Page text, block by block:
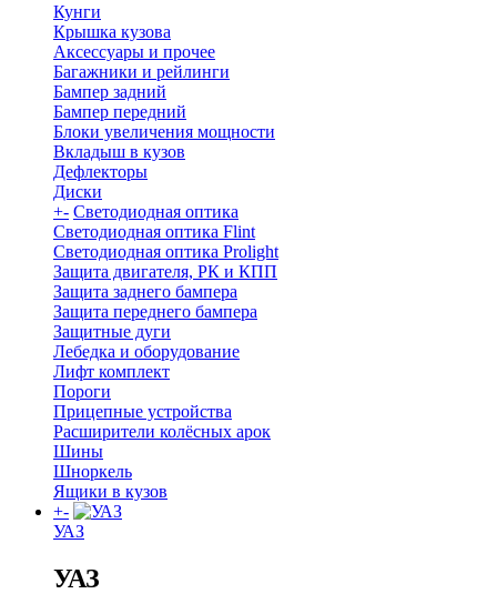
Кунги
Крышка кузова
Аксессуары и прочее
Багажники и рейлинги
Бампер задний
Бампер передний
Блоки увеличения мощности
Вкладыш в кузов
Дефлекторы
Диски
+- Светодиодная оптика
Светодиодная оптика Flint
Светодиодная оптика Prolight
Защита двигателя, РК и КПП
Защита заднего бампера
Защита переднего бампера
Защитные дуги
Лебедка и оборудование
Лифт комплект
Пороги
Прицепные устройства
Расширители колёсных арок
Шины
Шноркель
Ящики в кузов
+-
УАЗ
УАЗ